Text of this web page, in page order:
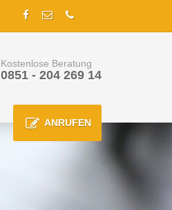
Kostenlose Beratung
0851 - 204 269 14
ANRUFEN